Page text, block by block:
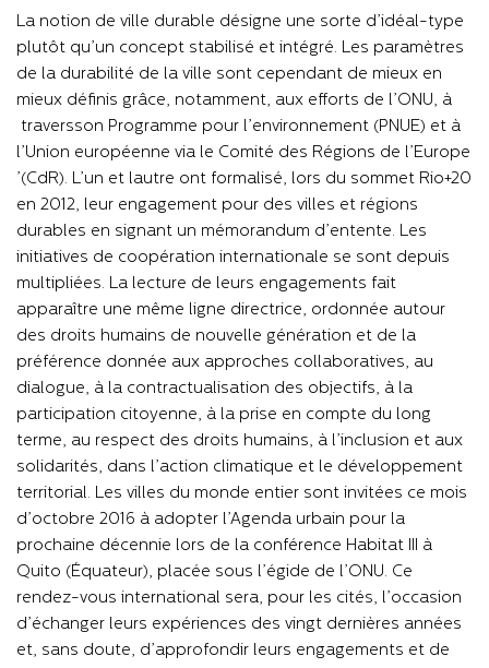
La notion de ville durable désigne une sorte d’idéal-type
plutôt qu’un concept stabilisé et intégré. Les paramètres
de la durabilité de la ville sont cependant de mieux en
mieux définis grâce, notamment, aux efforts de l’ONU, à
traversson Programme pour l’environnement (PNUE) et à
l’Union européenne via le Comité des Régions de l’Europe
(CdR). L’un et l’autre ont formalisé, lors du sommet Rio+20
en 2012, leur engagement pour des villes et régions
durables en signant un mémorandum d’entente. Les
initiatives de coopération internationale se sont depuis
multipliées. La lecture de leurs engagements fait
apparaître une même ligne directrice, ordonnée autour
des droits humains de nouvelle génération et de la
préférence donnée aux approches collaboratives, au
dialogue, à la contractualisation des objectifs, à la
participation citoyenne, à la prise en compte du long
terme, au respect des droits humains, à l’inclusion et aux
solidarités, dans l’action climatique et le développement
territorial. Les villes du monde entier sont invitées ce mois
d’octobre 2016 à adopter l’Agenda urbain pour la
prochaine décennie lors de la conférence Habitat III à
Quito (Équateur), placée sous l’égide de l’ONU. Ce
rendez-vous international sera, pour les cités, l’occasion
d’échanger leurs expériences des vingt dernières années
et, sans doute, d’approfondir leurs engagements et de